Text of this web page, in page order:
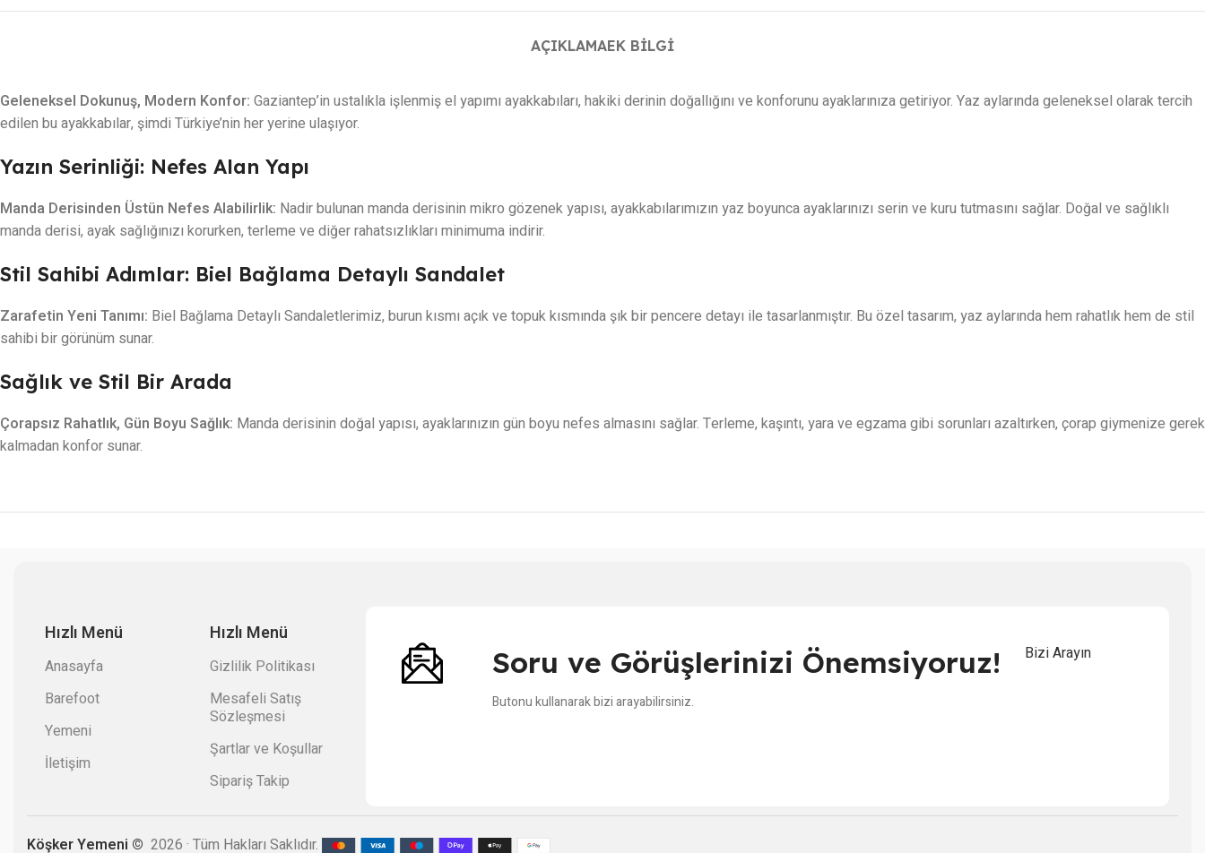
AÇIKLAMAEK BILGI
Geleneksel Dokunuş, Modern Konfor: Gaziantep’in ustalıkla işlenmiş el yapımı ayakkabıları, hakiki derinin doğallığını ve konforunu ayaklarınıza getiriyor. Yaz aylarında geleneksel olarak tercih
edilen bu ayakkabılar, şimdi Türkiye’nin her yerine ulaşıyor.
Yazın Serinliği: Nefes Alan Yapı
Manda Derisinden Üstün Nefes Alabilirlik: Nadir bulunan manda derisinin mikro gözenek yapısı, ayakkabılarımızın yaz boyunca ayaklarınızı serin ve kuru tutmasını sağlar. Doğal ve sağlıklı
manda derisi, ayak sağlığınızı korurken, terleme ve diğer rahatsızlıkları minimuma indirir.
Stil Sahibi Adımlar: Biel Bağlama Detaylı Sandalet
Zarafetin Yeni Tanımı: Biel Bağlama Detaylı Sandaletlerimiz, burun kısmı açık ve topuk kısmında şık bir pencere detayı ile tasarlanmıştır. Bu özel tasarım, yaz aylarında hem rahatlık hem de stil
sahibi bir görünüm sunar.
Sağlık ve Stil Bir Arada
Çorapsız Rahatlık, Gün Boyu Sağlık: Manda derisinin doğal yapısı, ayaklarınızın gün boyu nefes almasını sağlar. Terleme, kaşıntı, yara ve egzama gibi sorunları azaltırken, çorap giymenize gerek
kalmadan konfor sunar.
Hızlı Menü
Anasayfa
Barefoot
Yemeni
İletişim
Hızlı Menü
Gizlilik Politikası
Mesafeli Satış
Sözleşmesi
Şartlar ve Koşullar
Sipariş Takip
Soru ve Görüşlerinizi Önemsiyoruz!
Butonu kullanarak bizi arayabilirsiniz.
Bizi Arayın
Köşker Yemeni © 2026 · Tüm Hakları Saklıdır.